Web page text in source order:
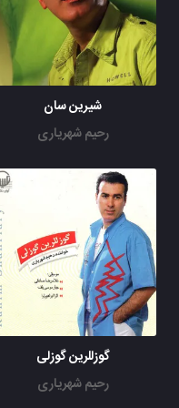
شیرین سان
رحیم شهریاری
گوزللرین گوزلی
رحیم شهریاری